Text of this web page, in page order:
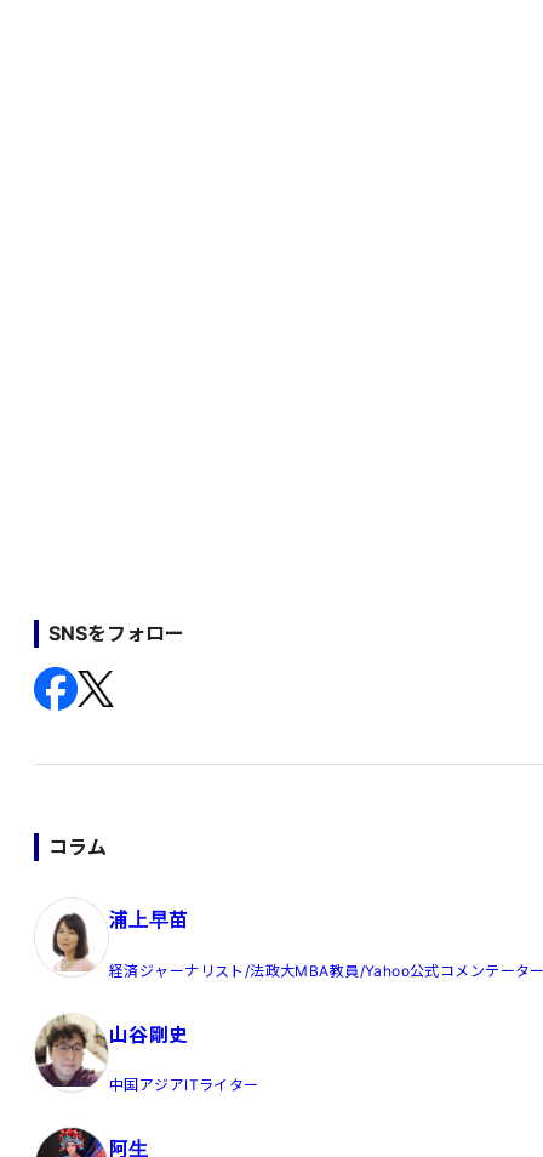
SNSをフォロー
コラム
浦上早苗
経済ジャーナリスト/法政大MBA教員/Yahoo公式コメンテータ
山谷剛史
中国アジアITライター
阿生